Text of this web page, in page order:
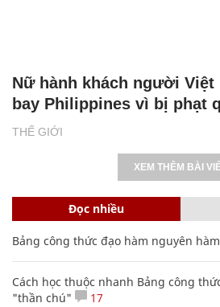
THẾ GIỚI
Nữ hành khách người Việt
bay Philippines vì bị phạt
XEM THÊM BÀI
Đọc nhiều
Bảng công thức đạo hàm nguyên
Cách học thuộc nhanh Bảng công
"thần chú"
17